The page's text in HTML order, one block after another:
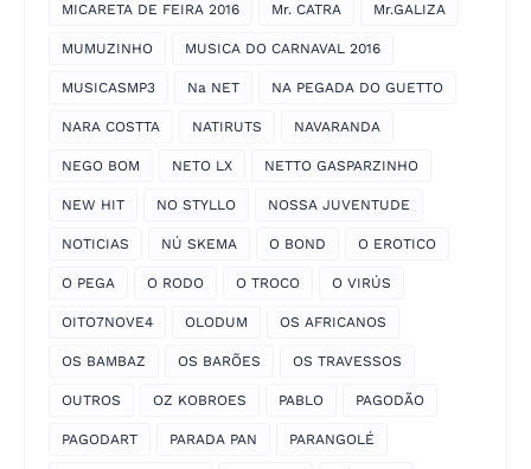
MICARETA DE FEIRA 2016 Mr. CATRA Mr.GALIZA
MUMUZINHO MUSICA DO CARNAVAL 2016
MUSICASMP3 Na NET NA PEGADA DO GUETTO
NARA COSTTA NATIRUTS NAVARANDA
NEGO BOM NETO LX NETTO GASPARZINHO
NEW HIT NO STYLLO NOSSA JUVENTUDE
NOTICIAS NÚ SKEMA O BOND O EROTICO
O PEGA O RODO O TROCO O VIRÚS
OITO7NOVE4 OLODUM OS AFRICANOS
OS BAMBAZ OS BARÕES OS TRAVESSOS
OUTROS OZ KOBROES PABLO PAGODÃO
PAGODART PARADA PAN PARANGOLÉ